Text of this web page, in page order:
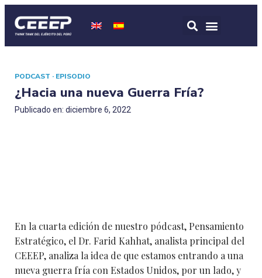
PODCAST · EPISODIO
¿Hacia una nueva Guerra Fría?
Publicado en: diciembre 6, 2022
En la cuarta edición de nuestro pódcast, Pensamiento
Estratégico, el Dr. Farid Kahhat, analista principal del
CEEEP, analiza la idea de que estamos entrando a una
nueva guerra fría con Estados Unidos, por un lado, y